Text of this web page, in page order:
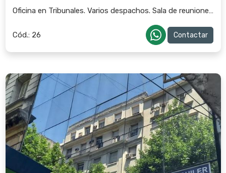
Oficina en Tribunales. Varios despachos. Sala de reuniones.
Cód.: 26 Contactar